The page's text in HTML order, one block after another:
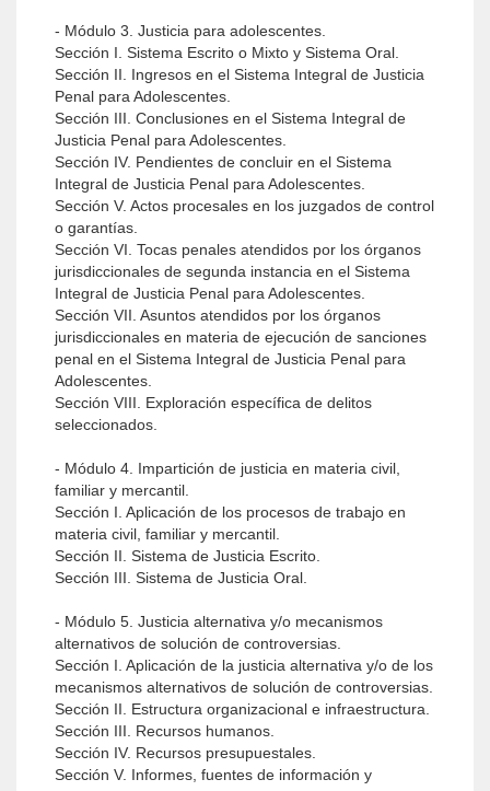
- Módulo 3. Justicia para adolescentes.
Sección I. Sistema Escrito o Mixto y Sistema Oral.
Sección II. Ingresos en el Sistema Integral de Justicia
Penal para Adolescentes.
Sección III. Conclusiones en el Sistema Integral de
Justicia Penal para Adolescentes.
Sección IV. Pendientes de concluir en el Sistema
Integral de Justicia Penal para Adolescentes.
Sección V. Actos procesales en los juzgados de control
o garantías.
Sección VI. Tocas penales atendidos por los órganos
jurisdiccionales de segunda instancia en el Sistema
Integral de Justicia Penal para Adolescentes.
Sección VII. Asuntos atendidos por los órganos
jurisdiccionales en materia de ejecución de sanciones
penal en el Sistema Integral de Justicia Penal para
Adolescentes.
Sección VIII. Exploración específica de delitos
seleccionados.
- Módulo 4. Impartición de justicia en materia civil,
familiar y mercantil.
Sección I. Aplicación de los procesos de trabajo en
materia civil, familiar y mercantil.
Sección II. Sistema de Justicia Escrito.
Sección III. Sistema de Justicia Oral.
- Módulo 5. Justicia alternativa y/o mecanismos
alternativos de solución de controversias.
Sección I. Aplicación de la justicia alternativa y/o de los
mecanismos alternativos de solución de controversias.
Sección II. Estructura organizacional e infraestructura.
Sección III. Recursos humanos.
Sección IV. Recursos presupuestales.
Sección V. Informes, fuentes de información y